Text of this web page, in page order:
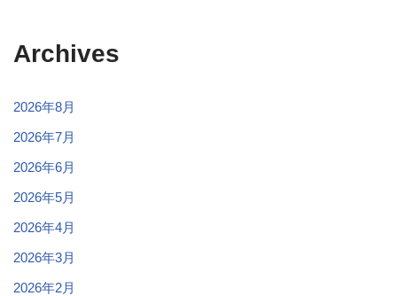
Archives
2026年8月
2026年7月
2026年6月
2026年5月
2026年4月
2026年3月
2026年2月